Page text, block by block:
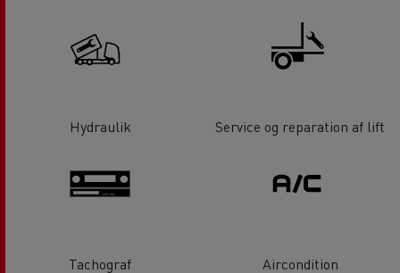
Hydraulik Service og reparation af lift
Tachograf Aircondition